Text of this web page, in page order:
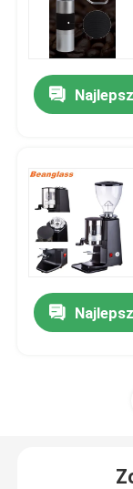
komercyjny
Domowy
Młynek do
Młynek do
Ręczny